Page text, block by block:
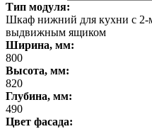
Тип модуля:
Шкаф нижний для кухни с
выдвижным ящиком
Ширина, мм:
800
Высота, мм:
820
Глубина, мм:
490
Цвет фасада: